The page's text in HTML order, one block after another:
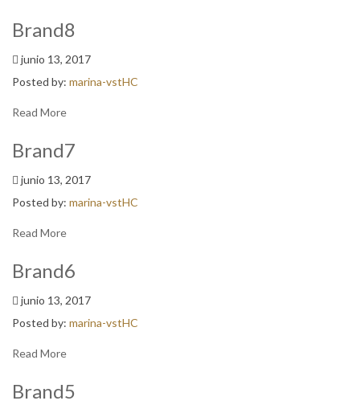
Brand8
junio 13, 2017
Posted by: marina-vstHC
Read More
Brand7
junio 13, 2017
Posted by: marina-vstHC
Read More
Brand6
junio 13, 2017
Posted by: marina-vstHC
Read More
Brand5